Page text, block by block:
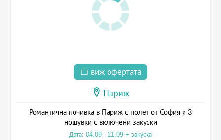
виж офертата
Париж
Романтична почивка в Париж с полет от София и 3
нощувки с включени закуски
Дата: 04.09 - 21.09 + закуска